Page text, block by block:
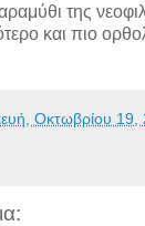
της
και πιο
Οκτωβρίου 19,